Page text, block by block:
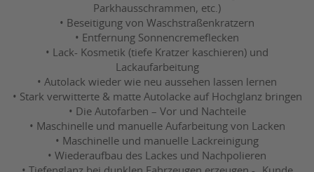
Parkhausschrammen, etc.)
• Beseitigung von Waschstraßenkratzern
• Entfernung Sonnencremeflecken
• Lack- Kosmetik (tiefe Kratzer kaschieren) und
Lackaufarbeitung
• Autolack wieder wie neu aussehen lassen lernen
• Stark verwitterte & matte Autolacke auf Hochglanz bringen
• Die Autofarben – Vor und Nachteile
• Maschinelle und manuelle Aufarbeitung von Lacken
• Maschinelle und manuelle Lackreinigung
• Wiederaufbau des Lackes und Nachpolieren